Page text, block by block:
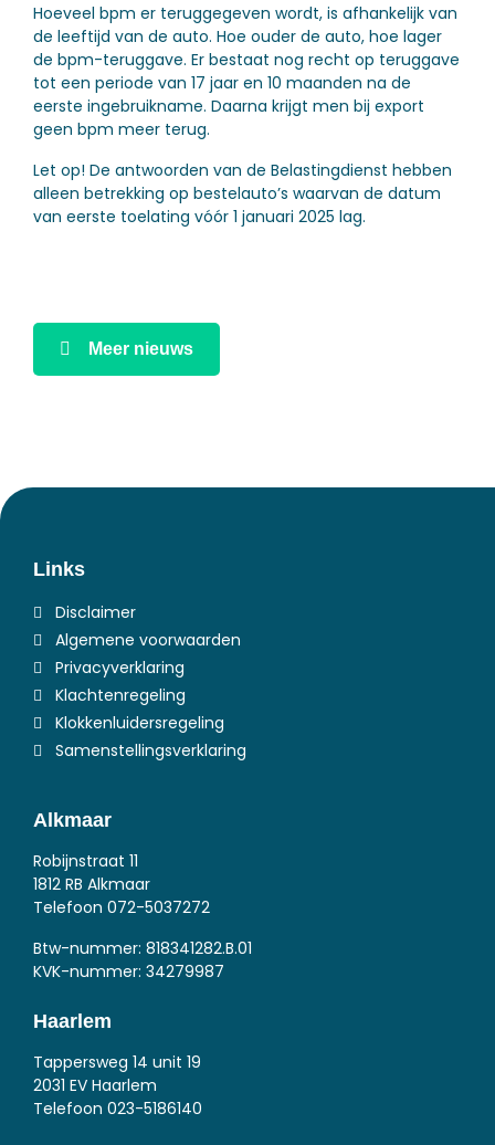
Hoeveel bpm er teruggegeven wordt, is afhankelijk van
de leeftijd van de auto. Hoe ouder de auto, hoe lager
de bpm-teruggave. Er bestaat nog recht op teruggave
tot een periode van 17 jaar en 10 maanden na de
eerste ingebruikname. Daarna krijgt men bij export
geen bpm meer terug.
Let op! De antwoorden van de Belastingdienst hebben
alleen betrekking op bestelauto’s waarvan de datum
van eerste toelating vóór 1 januari 2025 lag.
Meer nieuws
Links
Disclaimer
Algemene voorwaarden
Privacyverklaring
Klachtenregeling
Klokkenluidersregeling
Samenstellingsverklaring
Alkmaar
Robijnstraat 11
1812 RB Alkmaar
Telefoon 072-5037272
Btw-nummer: 818341282.B.01
KVK-nummer: 34279987
Haarlem
Tappersweg 14 unit 19
2031 EV Haarlem
Telefoon 023-5186140